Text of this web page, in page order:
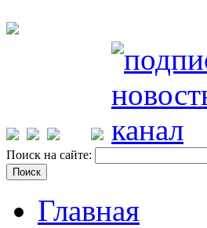
Поиск на сайте:
Главная